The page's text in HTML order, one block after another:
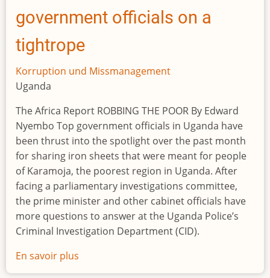
Mine
namens
Schweiz
government officials on a
tightrope
Korruption und Missmanagement
Uganda
The Africa Report ROBBING THE POOR By Edward
Nyembo Top government officials in Uganda have
been thrust into the spotlight over the past month
for sharing iron sheets that were meant for people
of Karamoja, the poorest region in Uganda. After
facing a parliamentary investigations committee,
the prime minister and other cabinet officials have
more questions to answer at the Uganda Police’s
Criminal Investigation Department (CID).
En savoir plus
Iron